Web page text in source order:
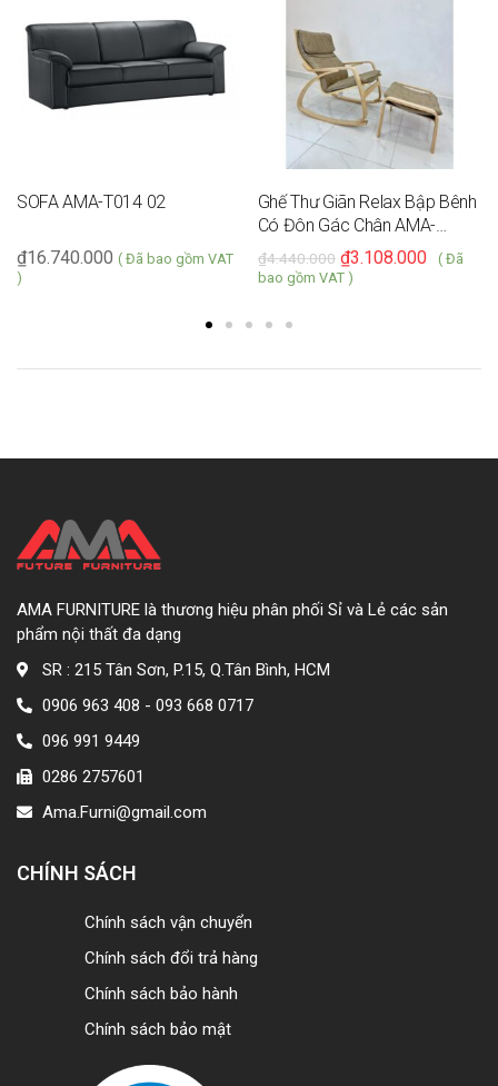
SOFA AMA-T014 02
16.740.000
₫
( Đã bao gồm VAT
)
Ghế Thư Giãn Relax Bập Bênh
Có Đôn Gác Chân AMA-
TG004
4.440.000
₫ 3.108.000
₫
( Đã
bao gồm VAT )
AMA FURNITURE là thương hiệu phân phối Sỉ và Lẻ các sản
phẩm nội thất đa dạng
SR : 215 Tân Sơn, P.15, Q.Tân Bình, HCM
0906 963 408 - 093 668 0717
096 991 9449
0286 2757601
Ama.Furni@gmail.com
CHÍNH SÁCH
Chính sách vận chuyển
Chính sách đổi trả hàng
Chính sách bảo hành
Chính sách bảo mật